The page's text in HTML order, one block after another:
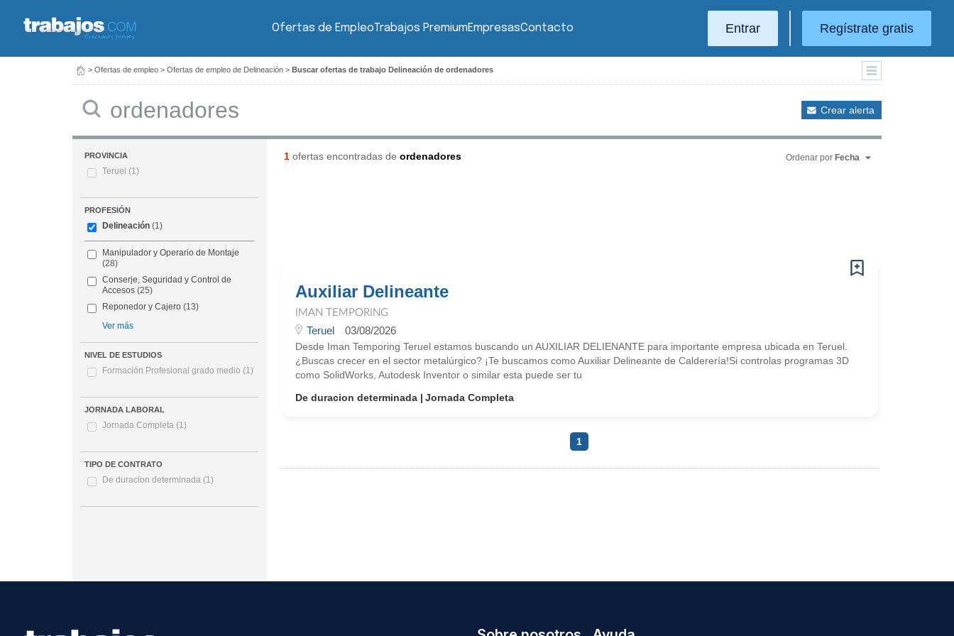
Ofertas de EmpleoTrabajos PremiumEmpresasContacto Entrar Regístrate gratis
> Ofertas de empleo > Ofertas de empleo de Delineación > Buscar ofertas de trabajo Delineación de ordenadores
Crear alerta
PROVINCIA
Teruel (1)
PROFESIÓN
Delineación (1)
Manipulador y Operario de Montaje
(28)
Conserje, Seguridad y Control de
Accesos (25)
Reponedor y Cajero (13)
Ver más
NIVEL DE ESTUDIOS
Formación Profesional grado medio (1)
JORNADA LABORAL
Jornada Completa (1)
TIPO DE CONTRATO
De duracion determinada (1)
1ofertas encontradas de ordenadores Ordenar por Fecha
Auxiliar Delineante
IMAN TEMPORING
Teruel 03/08/2026
Desde Iman Temporing Teruel estamos buscando un AUXILIAR DELIENANTE para importante empresa ubicada en Teruel.
¿Buscas crecer en el sector metalúrgico? ¡Te buscamos como Auxiliar Delineante de Calderería!Si controlas programas 3D
como SolidWorks, Autodesk Inventor o similar esta puede ser tu
De duracion determinada
Jornada Completa
1